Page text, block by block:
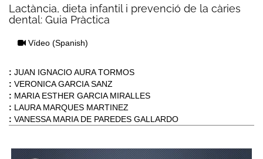
Lactància, dieta infantil i prevenció de la càries
dental: Guia Pràctica
Vídeo (Spanish)
: JUAN IGNACIO AURA TORMOS
: VERONICA GARCIA SANZ
: MARIA ESTHER GARCIA MIRALLES
: LAURA MARQUES MARTINEZ
: VANESSA MARIA DE PAREDES GALLARDO